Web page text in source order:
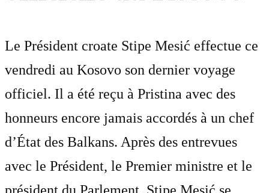
Le Président croate Stipe Mesić effectue ce
vendredi au Kosovo son dernier voyage
officiel. Il a été reçu à Pristina avec des
honneurs encore jamais accordés à un chef
d’État des Balkans. Après des entrevues
avec le Président, le Premier ministre et le